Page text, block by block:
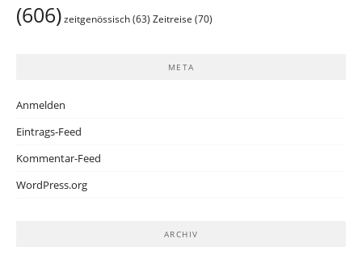
(606) zeitgenössisch (63) Zeitreise (70)
META
Anmelden
Eintrags-Feed
Kommentar-Feed
WordPress.org
ARCHIV